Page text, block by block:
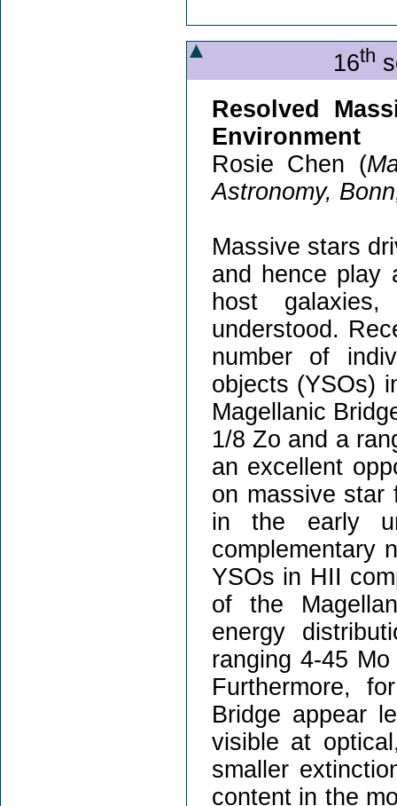
16th
Resolved
Environment
Rosie Chen (
Astronomy,
Massive stars
and hence play
host
understood.
number of
objects (YSOs)
Magellanic
1/8 Zo and a
an excellent
on massive star
in the early
complementary
YSOs in HII
of the
energy
ranging 4-45
Furthermore,
Bridge appear
visible at
smaller
content in the